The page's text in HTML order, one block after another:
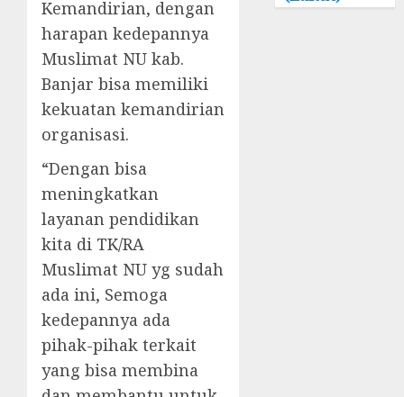
Kemandirian, dengan
harapan kedepannya
Muslimat NU kab.
Banjar bisa memiliki
kekuatan kemandirian
organisasi.
“Dengan bisa
meningkatkan
layanan pendidikan
kita di TK/RA
Muslimat NU yg sudah
ada ini, Semoga
kedepannya ada
pihak-pihak terkait
yang bisa membina